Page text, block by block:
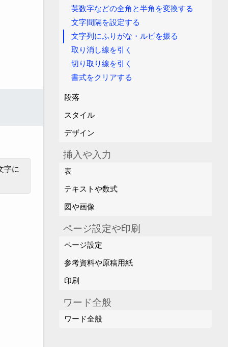
字に
英数字などの全角と半角を変換する
文字間隔を設定する
文字列にふりがな・ルビを振る
取り消し線を引く
切り取り線を引く
書式をクリアする
段落
スタイル
デザイン
挿入や入力
表
テキストや数式
図や画像
ページ設定や印刷
ページ設定
参考資料や原稿用紙
印刷
ワード全般
ワード全般